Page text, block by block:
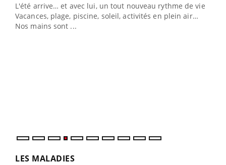
L'été arrive… et avec lui, un tout nouveau rythme de vie !
Vacances, plage, piscine, soleil, activités en plein air…
Nos mains sont ...
LES MALADIES